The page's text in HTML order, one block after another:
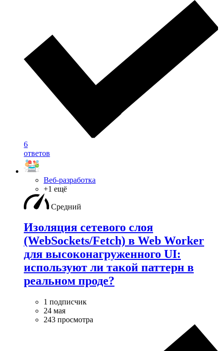
6
ответов
Веб-разработка
+1 ещё
Средний
Изоляция сетевого слоя
(WebSockets/Fetch) в Web Worker
для высоконагруженного UI:
используют ли такой паттерн в
реальном проде?
1 подписчик
24 мая
243 просмотра